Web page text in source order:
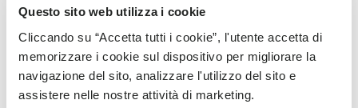
Questo sito web utilizza i cookie
Cliccando su “Accetta tutti i cookie”, l'utente accetta di
memorizzare i cookie sul dispositivo per migliorare la
navigazione del sito, analizzare l'utilizzo del sito e
assistere nelle nostre attività di marketing.
I have read Vibram'sPrivacy Policy
personalized communications
To learn how we process your data, visit our Privacy Notice. You